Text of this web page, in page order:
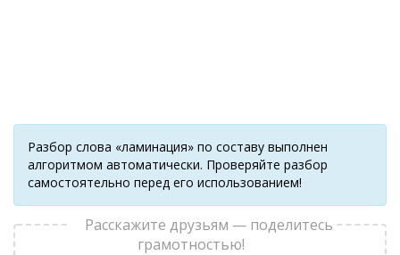
Разбор слова «ламинация» по составу выполнен
алгоритмом автоматически. Проверяйте разбор
самостоятельно перед его использованием!
Расскажите друзьям — поделитесь
грамотностью!